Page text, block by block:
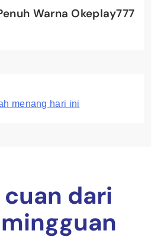
Warna Okeplay777
menang hari ini
dari